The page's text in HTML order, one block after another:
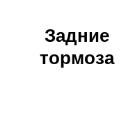
Задние
тормоза